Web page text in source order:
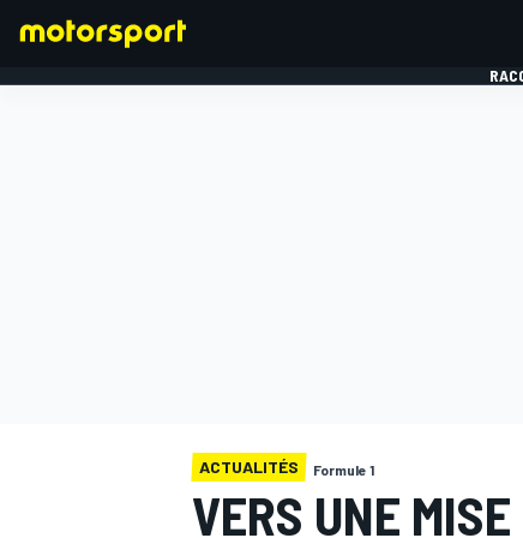
ACTUALITÉS Formule 1
VERS UNE